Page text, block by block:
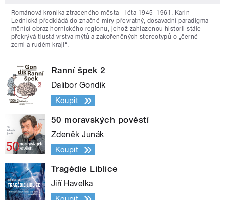
Románová kronika ztraceného města - léta 1945–1961. Karin
Lednická předkládá do značné míry převratný, dosavadní paradigma
měnící obraz hornického regionu, jehož zahlazenou historii stále
překrývá tlustá vrstva mýtů a zakořeněných stereotypů o „černé
zemi a rudém kraji“.
Ranní špek 2
Dalibor Gondík
Koupit
50 moravských pověstí
Zdeněk Junák
Koupit
Tragédie Liblice
Jiří Havelka